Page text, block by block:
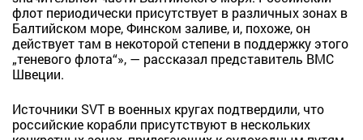
флот периодически присутствует в различных зонах в
Балтийском море, Финском заливе, и, похоже, он
действует там в некоторой степени в поддержку этого
„теневого флота“», — рассказал представитель ВМС
Швеции.
Источники SVT в военных кругах подтвердили, что
российские корабли присутствуют в нескольких